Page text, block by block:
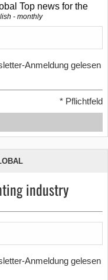
Top news for the
- monthly
Anmeldung gelesen
* Pflichtfeld
industry
Anmeldung gelesen